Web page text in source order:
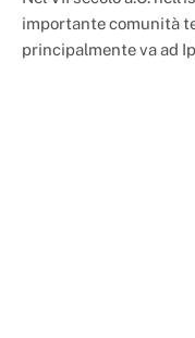
importante comunità
principalmente va ad